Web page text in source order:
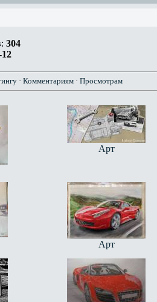
304
12
· Комментариям · Просмотрам
Арт
Арт